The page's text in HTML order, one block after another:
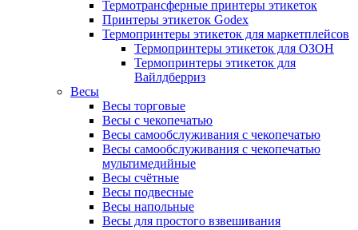
Термотрансферные принтеры этикеток
Принтеры этикеток Godex
Термопринтеры этикеток для маркетплейсов
Термопринтеры этикеток для ОЗОН
Термопринтеры этикеток для
Вайлдберриз
Весы
Весы торговые
Весы с чекопечатью
Весы самообслуживания с чекопечатью
Весы самообслуживания с чекопечатью
мультимедийные
Весы счётные
Весы подвесные
Весы напольные
Весы для простого взвешивания